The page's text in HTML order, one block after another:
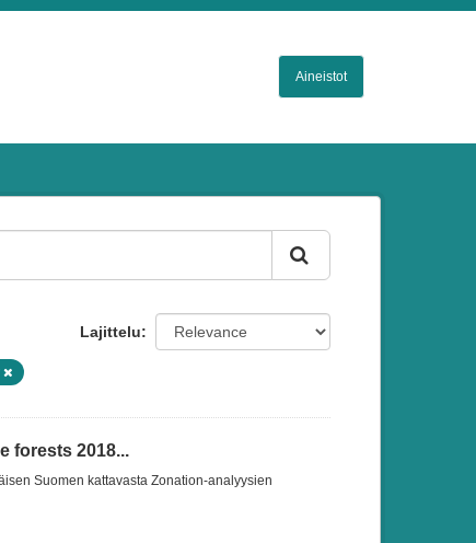
Aineistot
Lajittelu
forests 2018...
Suomen kattavasta Zonation-analyysien